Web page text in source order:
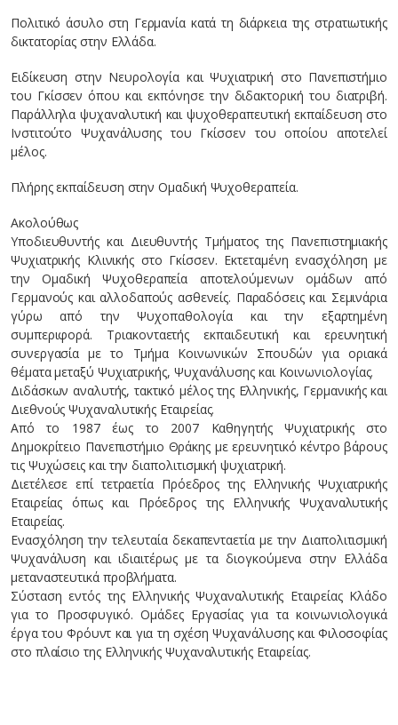
Πολιτικό άσυλο στη Γερμανία κατά τη διάρκεια της στρατιωτικής
δικτατορίας στην Ελλάδα.
Ειδίκευση στην Νευρολογία και Ψυχιατρική στο Πανεπιστήμιο
του Γκίσσεν όπου και εκπόνησε την διδακτορική του διατριβή.
Παράλληλα ψυχαναλυτική και ψυχοθεραπευτική εκπαίδευση στο
Ινστιτούτο Ψυχανάλυσης του Γκίσσεν του οποίου αποτελεί
μέλος.
Πλήρης εκπαίδευση στην Ομαδική Ψυχοθεραπεία.
Ακολούθως
Υποδιευθυντής και Διευθυντής Τμήματος της Πανεπιστημιακής
Ψυχιατρικής Κλινικής στο Γκίσσεν. Εκτεταμένη ενασχόληση με
την Ομαδική Ψυχοθεραπεία αποτελούμενων ομάδων από
Γερμανούς και αλλοδαπούς ασθενείς. Παραδόσεις και Σεμινάρια
γύρω από την Ψυχοπαθολογία και την εξαρτημένη
συμπεριφορά. Τριακονταετής εκπαιδευτική και ερευνητική
συνεργασία με το Τμήμα Κοινωνικών Σπουδών για οριακά
θέματα μεταξύ Ψυχιατρικής, Ψυχανάλυσης και Κοινωνιολογίας.
Διδάσκων αναλυτής, τακτικό μέλος της Ελληνικής, Γερμανικής και
Διεθνούς Ψυχαναλυτικής Εταιρείας.
Από το 1987 έως το 2007 Καθηγητής Ψυχιατρικής στο
Δημοκρίτειο Πανεπιστήμιο Θράκης με ερευνητικό κέντρο βάρους
τις Ψυχώσεις και την διαπολιτισμική ψυχιατρική.
Διετέλεσε επί τετραετία Πρόεδρος της Ελληνικής Ψυχιατρικής
Εταιρείας όπως και Πρόεδρος της Ελληνικής Ψυχαναλυτικής
Εταιρείας.
Ενασχόληση την τελευταία δεκαπενταετία με την Διαπολιτισμική
Ψυχανάλυση και ιδιαιτέρως με τα διογκούμενα στην Ελλάδα
μεταναστευτικά προβλήματα.
Σύσταση εντός της Ελληνικής Ψυχαναλυτικής Εταιρείας Κλάδο
για το Προσφυγικό. Ομάδες Εργασίας για τα κοινωνιολογικά
έργα του Φρόυντ και για τη σχέση Ψυχανάλυσης και Φιλοσοφίας
στο πλαίσιο της Ελληνικής Ψυχαναλυτικής Εταιρείας.